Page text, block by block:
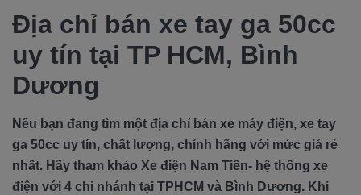
Địa chỉ bán xe tay ga 50cc
uy tín tại TP HCM, Bình
Dương
Nếu bạn đang tìm một địa chỉ bán xe máy điện, xe tay
ga 50cc uy tín, chất lượng, chính hãng với mức giá rẻ
nhất. Hãy tham khảo Xe điện Nam Tiến- hệ thống xe
điện với 4 chi nhánh tại TPHCM và Bình Dương. Khi